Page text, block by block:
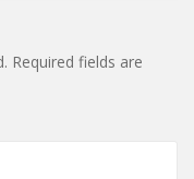
Required fields are